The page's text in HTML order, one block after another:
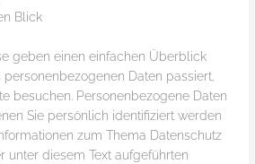
Blick
geben einen einfachen Überblick
Daten passiert,
besuchen. Personenbezogene Daten
Sie persönlich identifiziert werden
zum Thema Datenschutz
unter diesem Text aufgeführten